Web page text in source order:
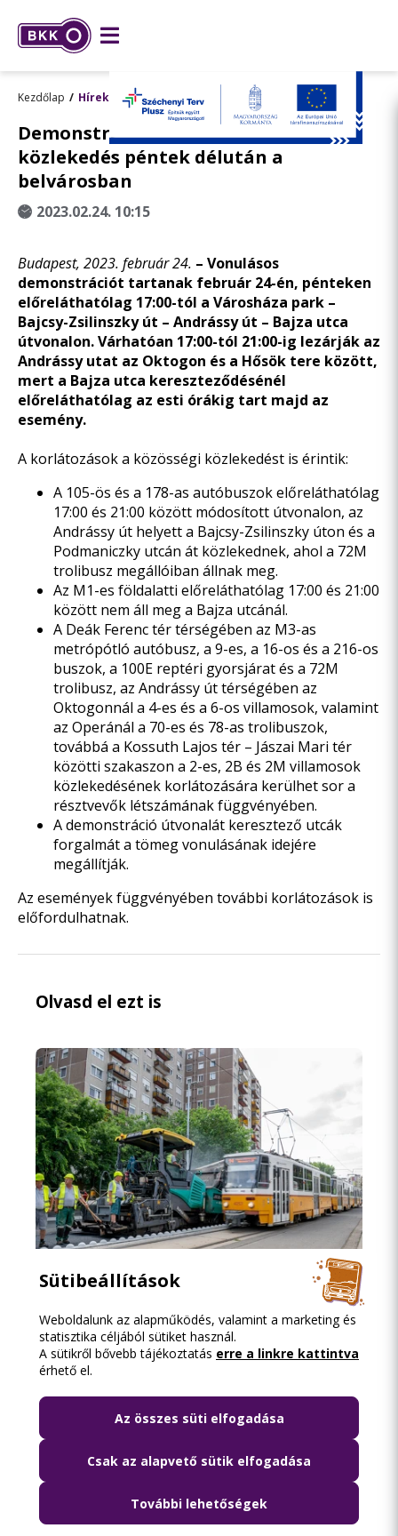
Kezdőlap Hírek
Demonstráció miatt változik a
közlekedés péntek délután a
belvárosban
2023.02.24. 10:15
Budapest, 2023. február 24. – Vonulásos
demonstrációt tartanak február 24-én, pénteken
előreláthatólag 17:00-tól a Városháza park –
Bajcsy-Zsilinszky út – Andrássy út – Bajza utca
útvonalon. Várhatóan 17:00-tól 21:00-ig lezárják az
Andrássy utat az Oktogon és a Hősök tere között,
mert a Bajza utca kereszteződésénél
előreláthatólag az esti órákig tart majd az
esemény.
A korlátozások a közösségi közlekedést is érintik:
A 105-ös és a 178-as autóbuszok előreláthatólag
17:00 és 21:00 között módosított útvonalon, az
Andrássy út helyett a Bajcsy-Zsilinszky úton és a
Podmaniczky utcán át közlekednek, ahol a 72M
trolibusz megállóiban állnak meg.
Az M1-es földalatti előreláthatólag 17:00 és 21:00
között nem áll meg a Bajza utcánál.
A Deák Ferenc tér térségében az M3-as
metrópótló autóbusz, a 9-es, a 16-os és a 216-os
buszok, a 100E reptéri gyorsjárat és a 72M
trolibusz, az Andrássy út térségében az
Oktogonnál a 4-es és a 6-os villamosok, valamint
az Operánál a 70-es és 78-as trolibuszok,
továbbá a Kossuth Lajos tér – Jászai Mari tér
közötti szakaszon a 2-es, 2B és 2M villamosok
közlekedésének korlátozására kerülhet sor a
résztvevők létszámának függvényében.
A demonstráció útvonalát keresztező utcák
forgalmát a tömeg vonulásának idejére
megállítják.
Az események függvényében további korlátozások is
előfordulhatnak.
Olvasd el ezt is
2026.08.05. 13:42
Ne feledje: hétfőtől jelentős közlekedési
változások várhatók Újpesten!
Sütibeállítások
Weboldalunk az alapműködés, valamint a marketing és
statisztika céljából sütiket használ.
A sütikről bővebb tájékoztatás erre a linkre kattintva
érhető el.
Az összes süti elfogadása
Csak az alapvető sütik elfogadása
További lehetőségek